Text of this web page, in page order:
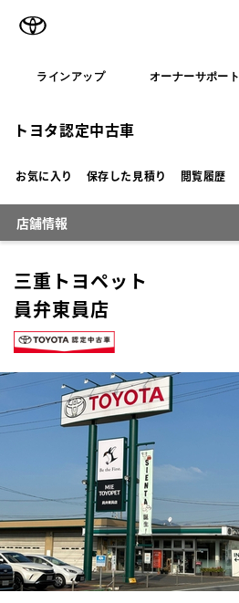
ラインアップ オーナーサポート
トヨタ認定中古車
お気に入り 保存した見積り 閲覧履歴
店舗情報
三重トヨペット
員弁東員店